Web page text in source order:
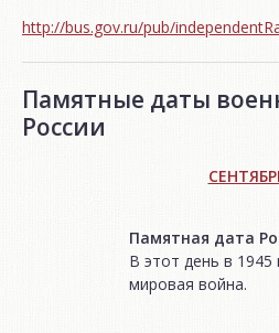
http://bus.gov.ru/pub/
Памятные даты
России
Памятная дата
В этот день в 1945
мировая война.